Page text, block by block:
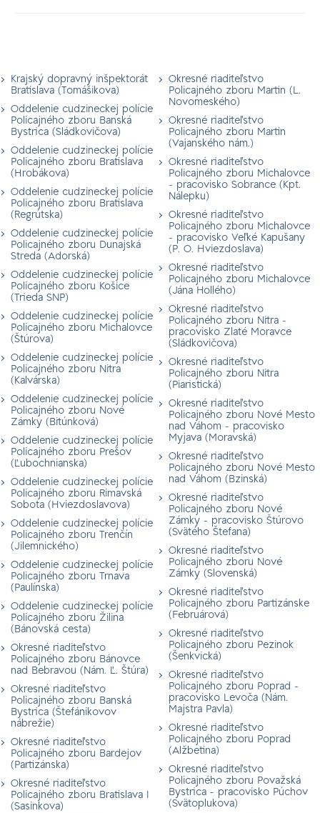
Krajský dopravný inšpektorát
Bratislava (Tomášikova)
Oddelenie cudzineckej polície
Policajného zboru Banská
Bystrica (Sládkovičova)
Oddelenie cudzineckej polície
Policajného zboru Bratislava
(Hrobákova)
Oddelenie cudzineckej polície
Policajného zboru Bratislava
(Regrútska)
Oddelenie cudzineckej polície
Policajného zboru Dunajská
Streda (Adorská)
Oddelenie cudzineckej polície
Policajného zboru Košice
(Trieda SNP)
Oddelenie cudzineckej polície
Policajného zboru Michalovce
(Štúrova)
Oddelenie cudzineckej polície
Policajného zboru Nitra
(Kalvárska)
Oddelenie cudzineckej polície
Policajného zboru Nové
Zámky (Bitúnková)
Oddelenie cudzineckej polície
Policajného zboru Prešov
(Ľubochnianska)
Oddelenie cudzineckej polície
Policajného zboru Rimavská
Sobota (Hviezdoslavova)
Oddelenie cudzineckej polície
Policajného zboru Trenčín
(Jilemnického)
Oddelenie cudzineckej polície
Policajného zboru Trnava
(Paulínska)
Oddelenie cudzineckej polície
Policajného zboru Žilina
(Bánovská cesta)
Okresné riaditeľstvo
Policajného zboru Bánovce
nad Bebravou (Nám. Ľ. Štúra)
Okresné riaditeľstvo
Policajného zboru Banská
Bystrica (Štefánikovov
nábrežie)
Okresné riaditeľstvo
Policajného zboru Bardejov
(Partizánska)
Okresné riaditeľstvo
Policajného zboru Bratislava I
(Sasinkova)
Okresné riaditeľstvo
Policajného zboru Martin (L.
Novomeského)
Okresné riaditeľstvo
Policajného zboru Martin
(Vajanského nám.)
Okresné riaditeľstvo
Policajného zboru Michalovce
- pracovisko Sobrance (Kpt.
Nálepku)
Okresné riaditeľstvo
Policajného zboru Michalovce
- pracovisko Veľké Kapušany
(P. O. Hviezdoslava)
Okresné riaditeľstvo
Policajného zboru Michalovce
(Jána Hollého)
Okresné riaditeľstvo
Policajného zboru Nitra -
pracovisko Zlaté Moravce
(Sládkovičova)
Okresné riaditeľstvo
Policajného zboru Nitra
(Piaristická)
Okresné riaditeľstvo
Policajného zboru Nové Mesto
nad Váhom - pracovisko
Myjava (Moravská)
Okresné riaditeľstvo
Policajného zboru Nové Mesto
nad Váhom (Bzinská)
Okresné riaditeľstvo
Policajného zboru Nové
Zámky - pracovisko Štúrovo
(Svätého Štefana)
Okresné riaditeľstvo
Policajného zboru Nové
Zámky (Slovenská)
Okresné riaditeľstvo
Policajného zboru Partizánske
(Februárová)
Okresné riaditeľstvo
Policajného zboru Pezinok
(Šenkvická)
Okresné riaditeľstvo
Policajného zboru Poprad -
pracovisko Levoča (Nám.
Majstra Pavla)
Okresné riaditeľstvo
Policajného zboru Poprad
(Alžbetina)
Okresné riaditeľstvo
Policajného zboru Považská
Bystrica - pracovisko Púchov
(Svätoplukova)